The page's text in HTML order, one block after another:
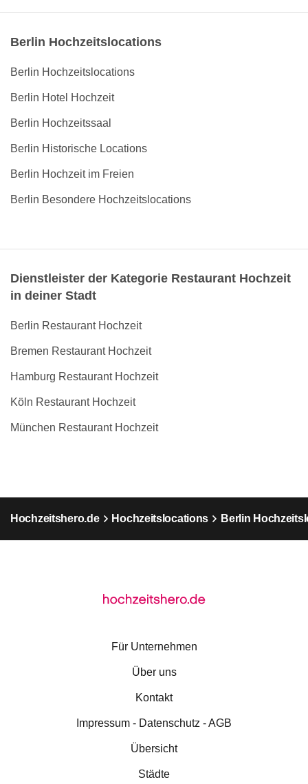
Berlin Hochzeitslocations
Berlin Hochzeitslocations
Berlin Hotel Hochzeit
Berlin Hochzeitssaal
Berlin Historische Locations
Berlin Hochzeit im Freien
Berlin Besondere Hochzeitslocations
Dienstleister der Kategorie Restaurant Hochzeit
in deiner Stadt
Berlin Restaurant Hochzeit
Bremen Restaurant Hochzeit
Hamburg Restaurant Hochzeit
Köln Restaurant Hochzeit
München Restaurant Hochzeit
Hochzeitshero.de Hochzeitslocations Berlin
Für Unternehmen
Über uns
Kontakt
Impressum - Datenschutz - AGB
Übersicht
Städte